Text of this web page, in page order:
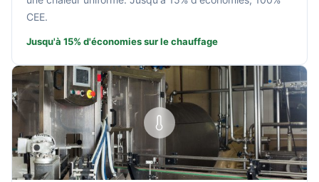
CEE.
Jusqu'à 15% d'économies sur le chauffage